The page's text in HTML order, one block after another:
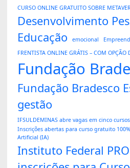
CURSO ONLINE GRATUITO SOBRE
Desenvolvimento
Educação emocional
FRENTISTA ONLINE GRÁTIS – COM OPÇÃO
Fundação
Fundação Bradesco
gestão
IFSULDEMINAS abre vagas em cinco
Inscrições abertas para curso gratuito
Artificial (IA)
Instituto Federal